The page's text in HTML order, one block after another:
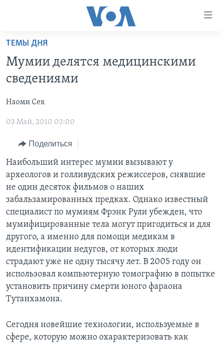
Перейти
основной
контент
навигации
Перейти
поиск
ПРОГРАММЫ
НОВОСТИ ЗА МИНУТУ
ИТОГИ
ПОЧЕМУ ЭТО ВАЖНО?
ДИСКУССИЯ VOA
ДЕТАЛИ
НЬЮ-ЙОРК NEW YORK
АМЕРИКА. БОЛЬШОЕ ПУТЕШЕСТВИЕ
УЧИМ АНГЛИЙСКИЙ
НАША АМЕРИКАНСКАЯ ИСТОРИЯ
А КАК В АМЕРИКЕ?
АРТЕФАКТЫ
АМЕРИКАНСКИЕ ГОРОДКИ
ТЕСТЫ
ЭКСПЕРТИЗА
ИНТЕРВЬЮ
ФАКТЫ ПРОТИВ ФЕЙКОВ
ЗА СВОБОДУ ПРЕССЫ
УЧИМ АНГЛИЙСКИЙ
ВИДЕО
ПОДПИСКА НА НОВОСТИ
Learning English
СОЦИАЛЬНЫЕ СЕТИ
ТЕМЫ ДНЯ
Мумии делятся медицинскими
сведениями
Наоми Сек
03 Май, 2010 03:00
Поделиться
Наибольший интерес мумии вызывают у
археологов и голливудских режиссеров, снявшие
не один десяток фильмов о наших
забальзамированных предках. Однако известный
специалист по мумиям Фрэнк Рули убежден, что
мумифицированные тела могут пригодиться и для
другого, а именно для помощи медикам в
идентификации недугов, от которых люди
страдают уже не одну тысячу лет. В 2005 году он
использовал компьютерную томографию в попытке
установить причину смерти юного фараона
Тутанхамона.
Сегодня новейшие технологии, используемые в
сфере, которую можно охарактеризовать как